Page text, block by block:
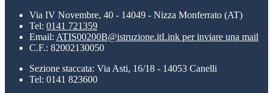
Via IV Novembre, 40 - 14049 - Nizza Monferrato (AT)
Tel: 0141 721359
Email: ATIS00200B@istruzione.itLink per inviare una mail
C.F.: 82002130050
Sezione staccata: Via Asti, 16/18 - 14053 Canelli
Tel: 0141 823600